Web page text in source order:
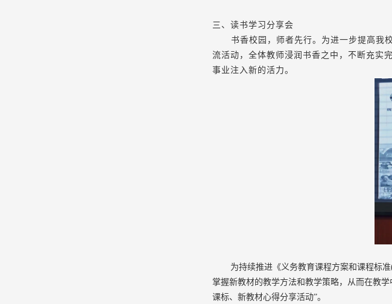
三、 读书学习分享会
书香校园，师者先行。为进一步提高我
流活动，全体教师浸润书香之中，不断充实
事业注入新的活力。
为持续推进《义务教育课程方案和课程标准
掌握新教材的教学方法和教学策略，从而在教
课标、新教材心得分享活动”。